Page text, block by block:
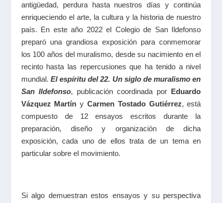
antigüedad, perdura hasta nuestros días y continúa
enriqueciendo el arte, la cultura y la historia de nuestro
país. En este año 2022 el Colegio de San Ildefonso
preparó una grandiosa exposición para conmemorar
los 100 años del muralismo, desde su nacimiento en el
recinto hasta las repercusiones que ha tenido a nivel
mundial. El espíritu del 22. Un siglo de muralismo en
San Ildefonso, publicación coordinada por
Eduardo
Vázquez Martíny Carmen Tostado Gutiérrez, está
compuesto de 12 ensayos escritos durante la
preparación, diseño y organización de dicha
exposición, cada uno de ellos trata de un tema en
particular sobre el movimiento.
Si algo demuestran estos ensayos y su perspectiva